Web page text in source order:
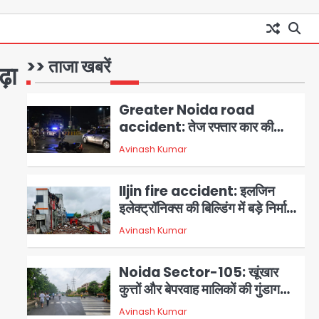
>> ताजा खबरें
1
Dankaur accident: गंग नहर
पटरी मार्ग पर तेज रफ्तार कार ने ली
2
Greater Noida road
accident: तेज रफ्तार कार की
टक्कर से बाइक सवार दो युवकों की
मौत, परिवारों में मातम
Avinash Kumar
3
Iljin fire accident: इलजिन
इलेक्ट्रॉनिक्स की बिल्डिंग में बड़े निर्माण
दोष, कंक्रीट बीम तिरछा; पीडब्ल्यूडी
ऑडिट में चौंकाने वाला खुलासा
Avinash Kumar
4
Noida Sector-105: खूंखार
कुत्तों और बेपरवाह मालिकों की गुंडागर्दी
पर आरडब्ल्यूए अध्यक्ष दिव्य कृष्णात्रेय
Avinash Kumar